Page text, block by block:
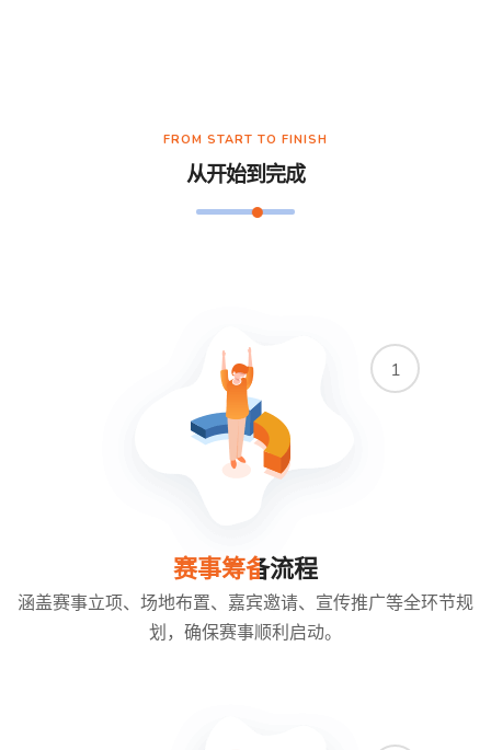
FROM START TO FINISH
从开始到完成
1
赛事筹备流程
涵盖赛事立项、场地布置、嘉宾邀请、宣传推广等全环节规
划，确保赛事顺利启动。